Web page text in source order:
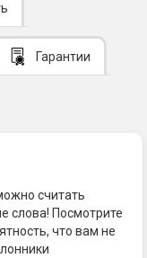
Гарантии
считать
слова! Посмотрите
что вам не